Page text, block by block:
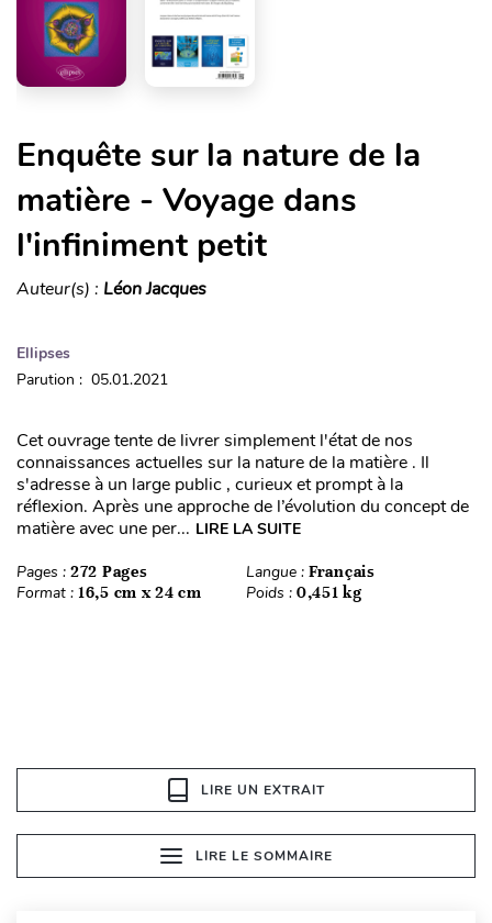
Enquête sur la nature de la
matière - Voyage dans
l'infiniment petit
Auteur(s) : Léon Jacques
Ellipses
Parution : 05.01.2021
Cet ouvrage tente de livrer simplement l'état de nos
connaissances actuelles sur la nature de la matière . Il
s'adresse à un large public , curieux et prompt à la
réflexion. Après une approche de l’évolution du concept de
matière avec une per... LIRE LA SUITE
Pages : 272 Pages Langue : Français
Format : 16,5 cm x 24 cm Poids : 0,451 kg
LIRE UN EXTRAIT
LIRE LE SOMMAIRE